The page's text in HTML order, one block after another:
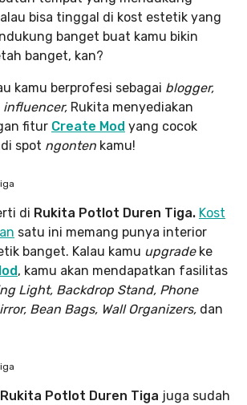
bisa tinggal di kost estetik yang
banget buat kamu bikin
banget, kan?
kamu berprofesi sebagai blogger,
influencer, Rukita menyediakan
fitur Create Mod yang cocok
spot ngonten kamu!
di Rukita Potlot Duren Tiga. Kost
satu ini memang punya interior
banget. Kalau kamu upgrade ke
, kamu akan mendapatkan fasilitas
Light, Backdrop Stand, Phone
Bean Bags, Wall Organizers, dan
Rukita Potlot Duren Tiga juga sudah